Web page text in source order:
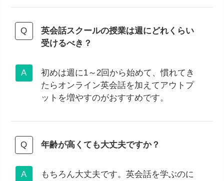
英会話スクールの授業は週にどれくらい
受けるべき？
初めは週に1～2回から始めて、慣れてき
たらオンライン英会話を加えてアウトプ
ットを増やすのがおすすめです。
年齢が高くても大丈夫ですか？
もちろん大丈夫です。英会話を学ぶのに